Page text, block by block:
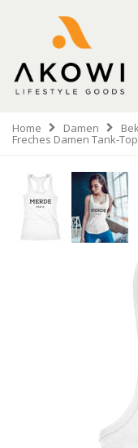
Home Damen
Freches Damen Tank-